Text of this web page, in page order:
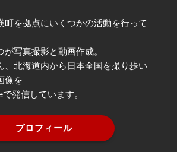
町を拠点にいくつかの活動を行って
写真撮影と動画作成。
、北海道内から日本全国を撮り歩い
像を
発信しています。
プロフィール